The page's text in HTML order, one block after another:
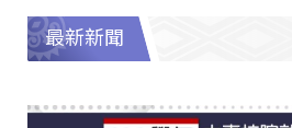
最新新聞